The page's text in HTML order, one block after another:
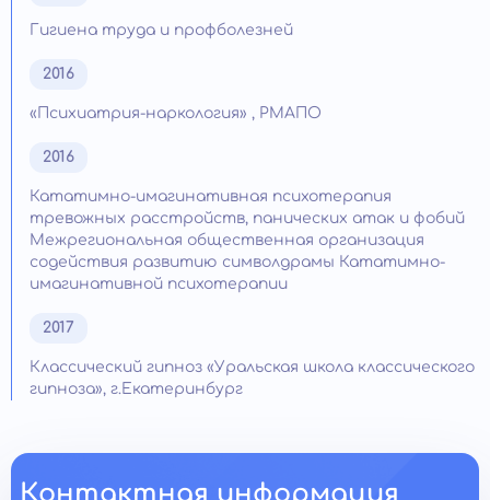
Гигиена труда и профболезней
2016
«Психиатрия-наркология» , РМАПО
2016
Кататимно-имагинативная психотерапия
тревожных расстройств, панических атак и фобий
Межрегиональная общественная организация
содействия развитию символдрамы Кататимно-
имагинативной психотерапии
2017
Классический гипноз «Уральская школа классического
гипноза», г.Екатеринбург
Контактная информация